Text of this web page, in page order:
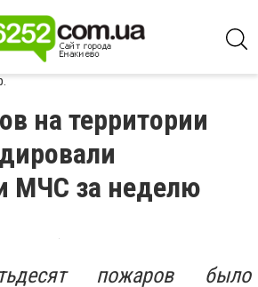
на территории
МЧС за неделю
пожаров было